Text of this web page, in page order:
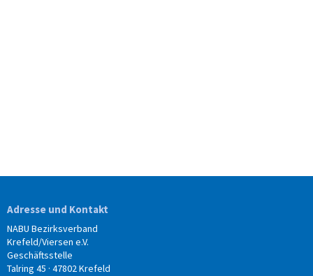
Adresse und Kontakt
NABU Bezirksverband
Krefeld/Viersen e.V.
Geschäftsstelle
Talring 45 · 47802 Krefeld